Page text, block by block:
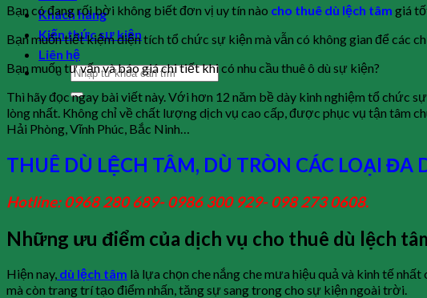
Khách hàng
Kiến thức sự kiện
Liên hệ
Bạn có đang rối bời không biết đơn vị uy tín nào cho thuê dù lệch tâm giá
Bạn muốn tiết kiệm diện tích tổ chức sự kiện mà vẫn có không gian để các
Bạn muốn tư vấn và báo giá chi tiết khi có nhu cầu thuê ô dù sự kiện?
Thì hãy đọc ngay bài viết này. Với hơn 12 năm bề dày kinh nghiệm tổ chức
lòng nhất. Không chỉ về chất lượng dịch vụ cao cấp, được phục vụ tận tâm
Hải Phòng, Vĩnh Phúc, Bắc Ninh…
THUÊ DÙ LỆCH TÂM, DÙ TRÒN CÁC LOẠI ĐA
Hotline: 0968 280 689- 0986 300 929- 098 273 0608.
Những ưu điểm của dịch vụ cho thuê dù lệch
Hiện nay, dù lệch tâm là lựa chọn che nắng che mưa hiệu quả và kinh tế
mà còn trang trí tạo điểm nhấn, tăng sự sang trong cho sự kiện ngoài trời.